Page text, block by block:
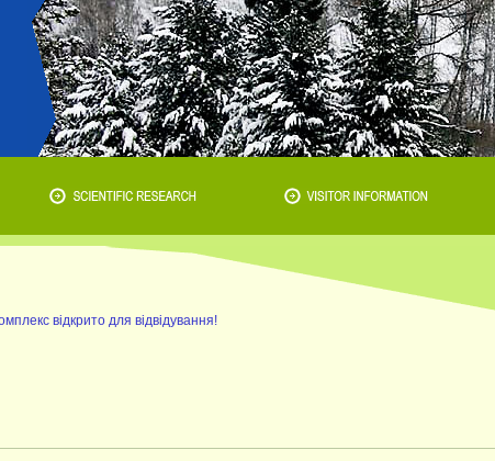
відкрито для відвідування!